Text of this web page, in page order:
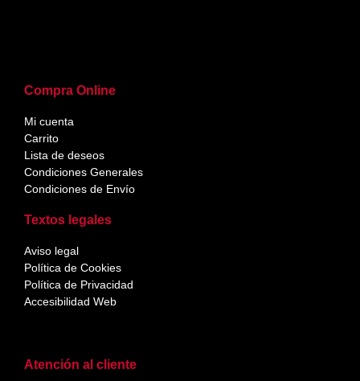
Atención al cliente
Compra Online
Mi cuenta
Carrito
Lista de deseos
Condiciones Generales
Condiciones de Envío
Textos legales
Aviso legal
Política de Cookies
Política de Privacidad
Accesibilidad Web